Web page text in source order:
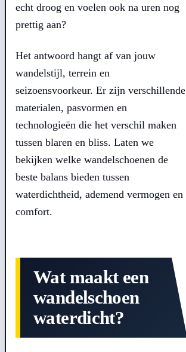
echt droog en voelen ook na uren nog
prettig aan?
Het antwoord hangt af van jouw
wandelstijl, terrein en
seizoensvoorkeur. Er zijn verschillende
materialen, pasvormen en
technologieën die het verschil maken
tussen blaren en bliss. Laten we
bekijken welke wandelschoenen de
beste balans bieden tussen
waterdichtheid, ademend vermogen en
comfort.
Wat maakt een
wandelschoen
waterdicht?